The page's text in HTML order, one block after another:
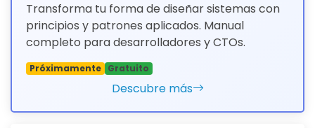
Transforma tu forma de diseñar sistemas con
principios y patrones aplicados. Manual
completo para desarrolladores y CTOs.
Próximamente Gratuito
Descubre más